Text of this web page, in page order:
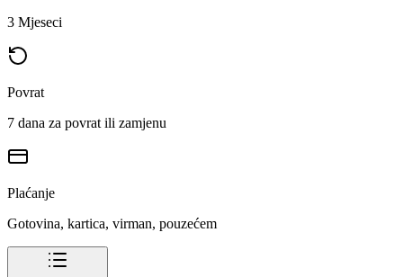
3 Mjeseci
Povrat
7 dana za povrat ili zamjenu
Plaćanje
Gotovina, kartica, virman, pouzećem